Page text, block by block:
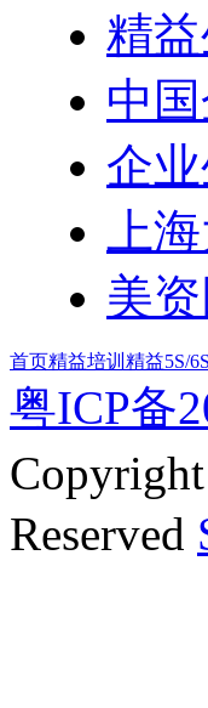
精
中
企
上
美
首页精益培训 精益5S/6S
粤ICP备
Reserved